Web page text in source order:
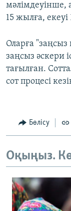
мәлімдеуінше,
15 жылға,
Оларға "заңсыз
заңсыз әскери
тағылған.
сот процесі
Бөлісу
Оқыңыз.